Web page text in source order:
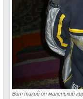
Вот такой он маленький